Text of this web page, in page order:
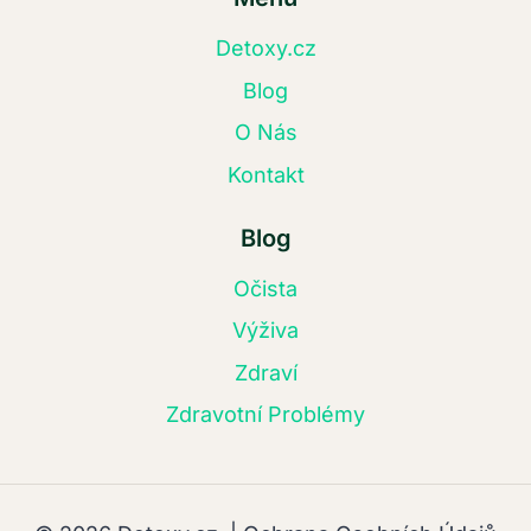
Detoxy.cz
Blog
O Nás
Kontakt
Blog
Očista
Výživa
Zdraví
Zdravotní Problémy